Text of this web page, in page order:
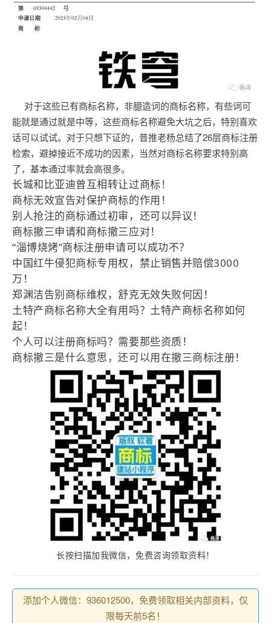
对于这些已有商标名称，非臆造词的商标名称，有些词可
能就是通过就是中等，这些商标名称避免大坑之后，特别喜欢
话可以试试。对于只想下证的，普推老杨总结了26层商标注册
检索，避掉接近不成功的因素，当然对商标名称要求特别高
了，基本通过率就会高很多。
长城和比亚迪曾互相转让过商标！
商标无效宣告对保护商标的作用！
别人抢注的商标通过初审，还可以异议！
商标撤三申请和商标撤三应对！
“淄博烧烤”商标注册申请可以成功不？
中国红牛侵犯商标专用权，禁止销售并赔偿3000
万！
郑渊洁告别商标维权，舒克无效失败何因！
土特产商标名称大全有用吗？土特产商标名称如何
起！
个人可以注册商标吗？需要那些资质！
商标撤三是什么意思，还可以用在撤三商标注册！
长按扫描加我微信，免费咨询领取资料！
添加个人微信：936012500，免费领取相关内部资料，仅
限每天前5名！